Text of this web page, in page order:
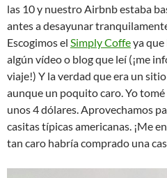
las 10 y nuestro Airbnb estaba
antes a desayunar
Escogimos el Simply Coffeya
algún vídeo o blog que leí (¡me
viaje!) Y la verdad que era un
aunque un poquito caro. Yo
unos 4 dólares. Aprovechamos
casitas típicas americanas. ¡Me
tan caro habría comprado una